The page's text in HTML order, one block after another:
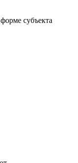
субъекта